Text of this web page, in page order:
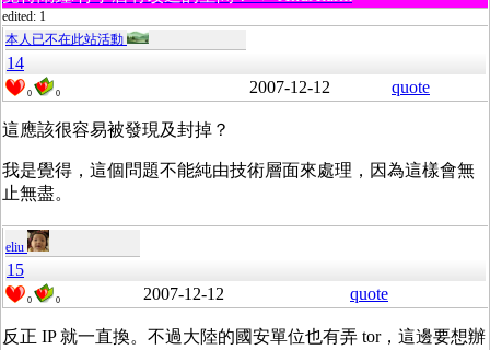
edited: 1
本人已不在此站活動
14
0 0 2007-12-12 quote
這應該很容易被發現及封掉？
我是覺得，這個問題不能純由技術層面來處理，因為這樣會無
止無盡。
eliu
15
0 0 2007-12-12 quote
反正 IP 就一直換。不過大陸的國安單位也有弄 tor，這邊要想辦